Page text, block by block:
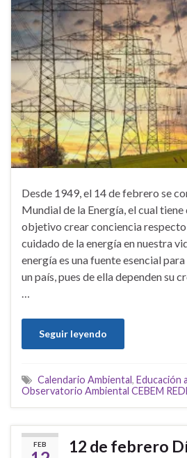
Desde 1949, el 14 de febrero se
Mundial de la Energía, el cual
objetivo crear conciencia
cuidado de la energía en nuestra
energía es una fuente esencial
un país, pues de ella dependen su
Seguir leyendo
Calendario Ambiental, Educación
Observatorio Ambiental CEBEM
FEB
12 de febrero